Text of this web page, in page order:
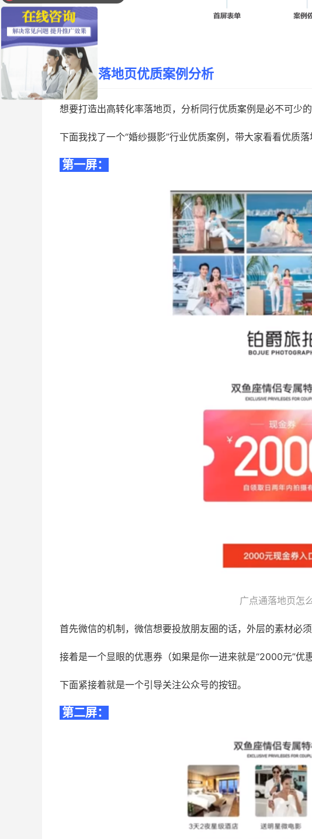
三、落地页优质案例分析
想要打造出高转化率落地页，分析同行优质案例是必不可少的
下面我找了一个“婚纱摄影”行业优质案例，带大家看看优质落
第一屏：
广点通落地页怎
首先微信的机制，微信想要投放朋友圈的话，外层的素材必须
接着是一个显眼的优惠券（如果是你一进来就是“2000元”优
下面紧接着就是一个引导关注公众号的按钮。
第二屏：